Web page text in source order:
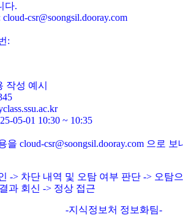
다.
csr@soongsil.dooray.com
:
작성 예시
05-01 10:30 ~ 10:35
을 cloud-csr@soongsil.dooray.com 으로
-> 차단 내역 및 오탐 여부 판단 -> 오탐
과 회신 -> 정상 접근
-지식정보처 정보화팀-